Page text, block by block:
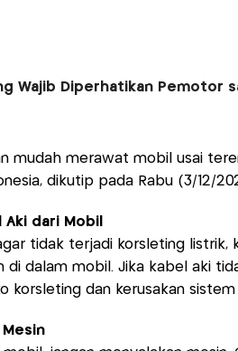
Wajib Diperhatikan Pemotor
mudah merawat mobil usai
dikutip pada Rabu (3/12/
Aki dari Mobil
tidak terjadi korsleting listrik,
di dalam mobil. Jika kabel aki
korsleting dan kerusakan